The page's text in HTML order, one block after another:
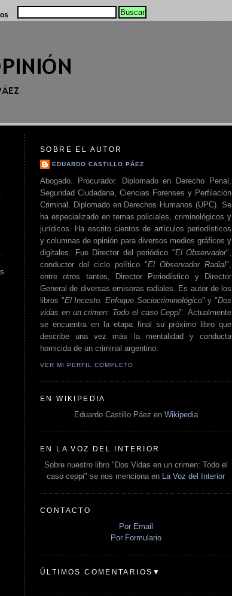
SOBRE EL AUTOR
EDUARDO CASTILLO PÁEZ
Abogado. Procurador. Diplomado en Derecho Penal,
Seguridad Ciudadana, Ciencias Forenses y Perfilación
Criminal. Diplomado en Derechos Humanos (UPC). Se
ha especializado en temas policiales, criminológicos y
jurídicos. Ha escrito cientos de artículos periodísticos
y columnas de opinión para diversos medios gráficos y
digitales. Fue Director del periódico "El Observador",
conductor del ciclo político "El Observador Radial",
entre otros tantos, Director Periodístico y Director
General de diversas emisoras radiales. Es autor de los
libros "El Incesto. Enfoque Sociocriminológico" y "Dos
vidas en un crimen: Todo el caso Ceppi". Actualmente
se encuentra en la etapa final su próximo libro que
describe una vez más la mentalidad y conducta
homicida de un criminal argentino.
VER MI PERFIL COMPLETO
EN WIKIPEDIA
Eduardo Castillo Páez en Wikipedia
EN LA VOZ DEL INTERIOR
Sobre nuestro libro "Dos Vidas en un crimen: Todo el
caso ceppi" se nos menciona en
La Voz del Interior
CONTACTO
Por Email
Por Formulario
ÚLTIMOS COMENTARIOS▼